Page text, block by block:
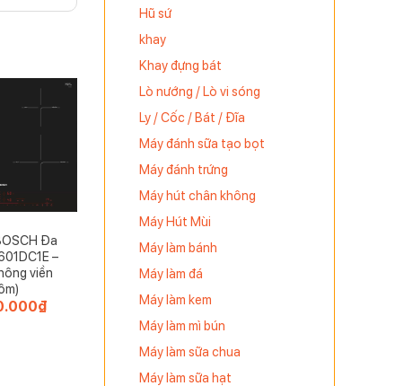
Hũ sứ
khay
Khay đựng bát
Lò nướng / Lò vi sóng
Ly / Cốc / Bát / Đĩa
Máy đánh sữa tạo bọt
Máy đánh trứng
Máy hút chân không
Máy Hút Mùi
Máy làm bánh
Máy làm đá
Máy làm kem
Máy làm mì bún
Máy làm sữa chua
Máy làm sữa hạt
Đa
–
viền
₫